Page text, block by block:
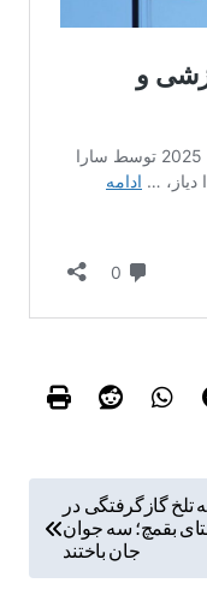
تلخ گازگرفتگی در
بقمچ؛ سه جوان
جان باختند